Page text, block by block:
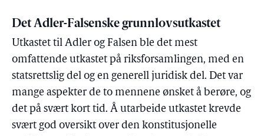
Det Adler-Falsenske grunnlovsutkastet
Utkastet til Adler og Falsen ble det mest
omfattende utkastet på riksforsamlingen, med en
statsrettslig del og en generell juridisk del. Det var
mange aspekter de to mennene ønsket å berøre, og
det på svært kort tid. Å utarbeide utkastet krevde
svært god oversikt over den konstitusjonelle